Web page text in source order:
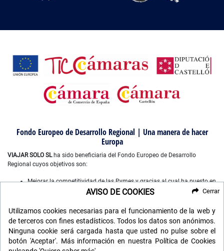
Fondo Europeo de Desarrollo Regional | Una manera de hacer
Europa
VIAJAR SOLO SLha sido beneficiaria del Fondo Europeo de Desarrollo
Regional cuyos objetivos son:
Mejorar la competitividad de las Pymes y gracias al cual ha puesto en
marcha un Plan de Marketing Digital Internacional, con el objetivo de
año 2022-2023. Para ello ha contado con el apoyo del Programa
XPANDE DIGITAL de la Cámara de Comercio de Castellón”.
Mejorar el uso y la calidad de las tecnologías de la información y de
las comunicaciones, y el acceso a las mismas y gracias a que ha
desarrollado un plan digital de gestión comercial e interna para la
AVISO DE COOKIES
Utilizamos cookies necesarias para el funcionamiento de la web y
de terceros con fines estadísticos. Todos los datos son anónimos.
Ninguna cookie será cargada hasta que usted no pulse sobre el
botón 'Aceptar'. Más información en nuestra Política de Cookies
Cerrar